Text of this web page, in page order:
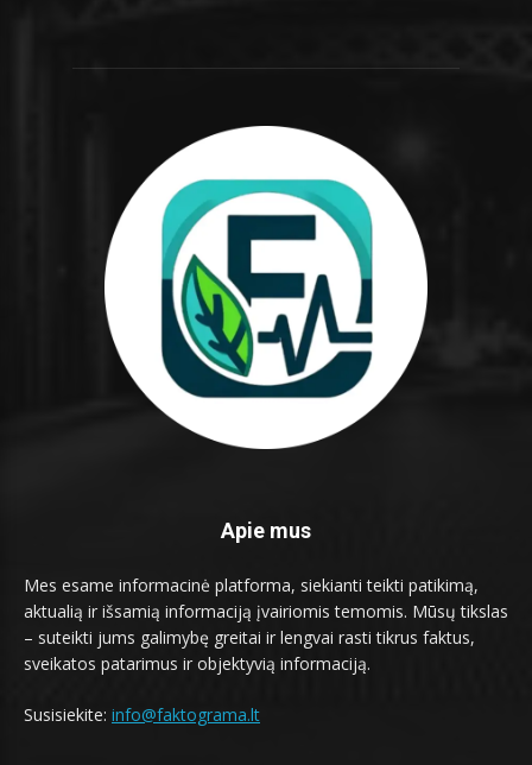
Apie mus
Mes esame informacinė platforma, siekianti teikti patikimą,
aktualią ir išsamią informaciją įvairiomis temomis. Mūsų tikslas
– suteikti jums galimybę greitai ir lengvai rasti tikrus faktus,
sveikatos patarimus ir objektyvią informaciją.
Susisiekite: info@faktograma.lt